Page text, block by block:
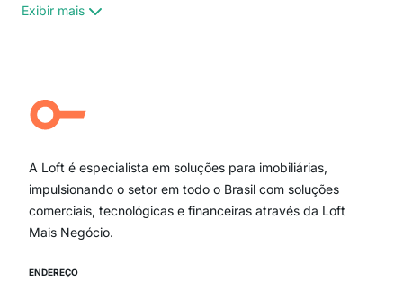
Centro
Campo Belo
Ipiranga
Paraíso
Itaim Bibi
Exibir mais
A Loft é especialista em soluções para imobiliárias,
impulsionando o setor em todo o Brasil com soluções
comerciais, tecnológicas e financeiras através da Loft
Mais Negócio.
ENDEREÇO